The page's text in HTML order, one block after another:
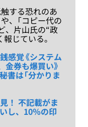
触する恐れのあ
、「コピー代の
、片山氏の“政
じている。
感覚《システム
券も爆買い》
書は「分かりま
！ 不記載がま
し、10％の印